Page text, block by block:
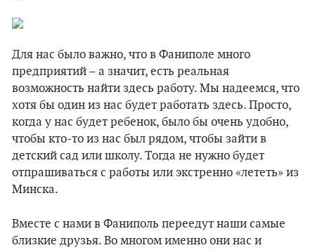
Для нас было важно, что в Фаниполе много
предприятий – а значит, есть реальная
возможность найти здесь работу. Мы надеемся, что
хотя бы один из нас будет работать здесь. Просто,
когда у нас будет ребенок, было бы очень удобно,
чтобы кто-то из нас был рядом, чтобы зайти в
детский сад или школу. Тогда не нужно будет
отпрашиваться с работы или экстренно «лететь» из
Минска.
Вместе с нами в Фаниполь переедут наши самые
близкие друзья. Во многом именно они нас и